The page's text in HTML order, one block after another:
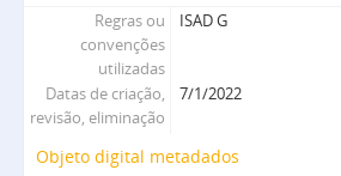
Regras ou
convenções
utilizadas
ISAD G
Datas de criação,
revisão, eliminação
7/1/2022
Objeto digital metadados